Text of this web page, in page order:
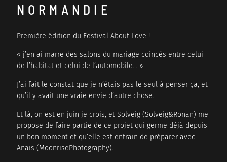
NORMANDIE
Première édition du Festival About Love !
« j’en ai marre des salons du mariage coincés entre celui
de l’habitat et celui de l’automobile… »
J’ai fait le constat que je n’étais pas le seul à penser ça, et
qu’il y avait une vraie envie d’autre chose.
Et là, on est en juin je crois, et Solveig (Solveig&Ronan) me
propose de faire partie de ce projet qui germe déjà depuis
un bon moment et qu’elle est entrain de préparer avec
Anais (MoonrisePhotography).